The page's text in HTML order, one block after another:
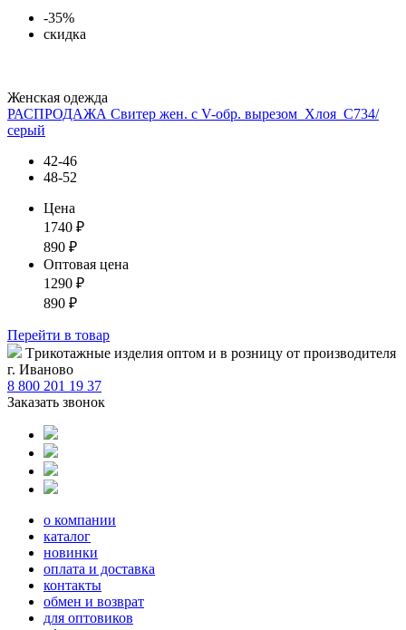
-35%
скидка
Женская одежда
РАСПРОДАЖА Свитер жен. с V-обр. вырезом_Хлоя_С734/
серый
42-46
48-52
Цена
1740 ₽
890 ₽
Оптовая цена
1290 ₽
890 ₽
Перейти в товар
Tрикотажные изделия оптом и в розницу от производителя
г. Иваново
8 800 201 19 37
Заказать звонок
о компании
каталог
новинки
оплата и доставка
контакты
обмен и возврат
для оптовиков